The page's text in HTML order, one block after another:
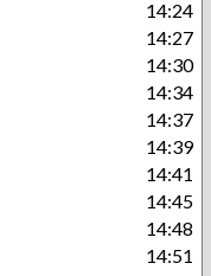
14:24
14:27
14:30
14:34
14:37
14:39
14:41
14:45
14:48
14:51